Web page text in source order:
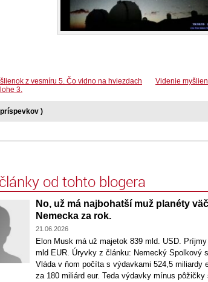
Videnie
z vesmíru 5. Čo vidno na hviezdach
3.
)
od tohto blogera
No, už má najbohatší muž planéty
Nemecka za rok.
21.06.2026
Elon Musk má už majetok 839 mld. USD.
mld EUR. Úryvky z článku: Nemecký Spolkový
Vláda v ňom počíta s výdavkami 524,5 miliardy
za 180 miliárd eur. Teda výdavky mínus